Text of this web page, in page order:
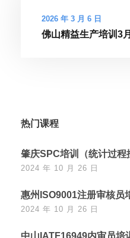
2026 年 3 月 6 日
佛山精益生产培训3
热门课程
肇庆SPC培训（统计过程
2024 年 10 月 26 日
惠州ISO9001注册审核员
2024 年 10 月 26 日
中山IATF16949内审员培